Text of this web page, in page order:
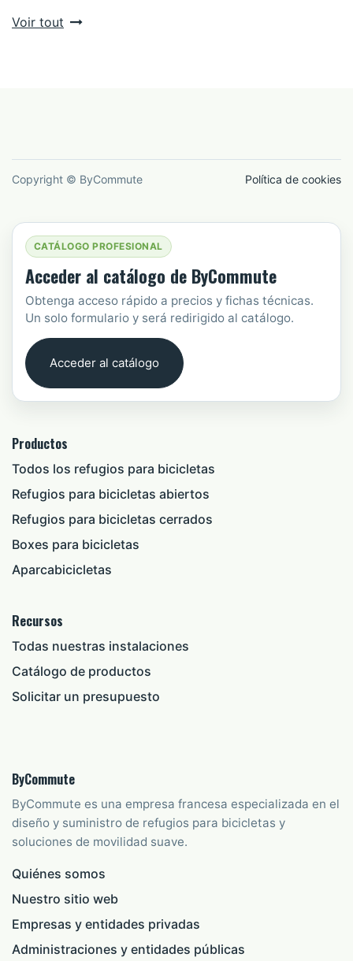
Voir tout
Copyright © ByCommute Política de cookies
CATÁLOGO PROFESIONAL
Acceder al catálogo de ByCommute
Obtenga acceso rápido a precios y fichas técnicas.
Un solo formulario y será redirigido al catálogo.
Acceder al catálogo
Productos
Todos los refugios para bicicletas
Refugios para bicicletas abiertos
Refugios para bicicletas cerrados
Boxes para bicicletas
Aparcabicicletas
Recursos
Todas nuestras instalaciones
Catálogo de productos
Solicitar un presupuesto
ByCommute
ByCommute es una empresa francesa especializada en el
diseño y suministro de refugios para bicicletas y
soluciones de movilidad suave.
Quiénes somos
Nuestro sitio web
Empresas y entidades privadas
Administraciones y entidades públicas